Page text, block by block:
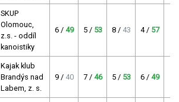
SKUP
Olomouc,
z.s. - oddíl
kanoistiky
6 / 49 5 / 53 8 / 43 4 / 57
Kajak klub
Brandýs nad
Labem, z. s.
9 / 40 7 / 46 5 / 53 6 / 49